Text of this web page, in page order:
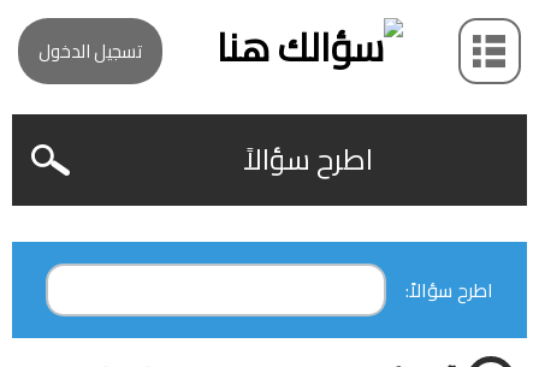
تسجيل الدخول
اطرح سؤالاً
اطرح سؤالاً: